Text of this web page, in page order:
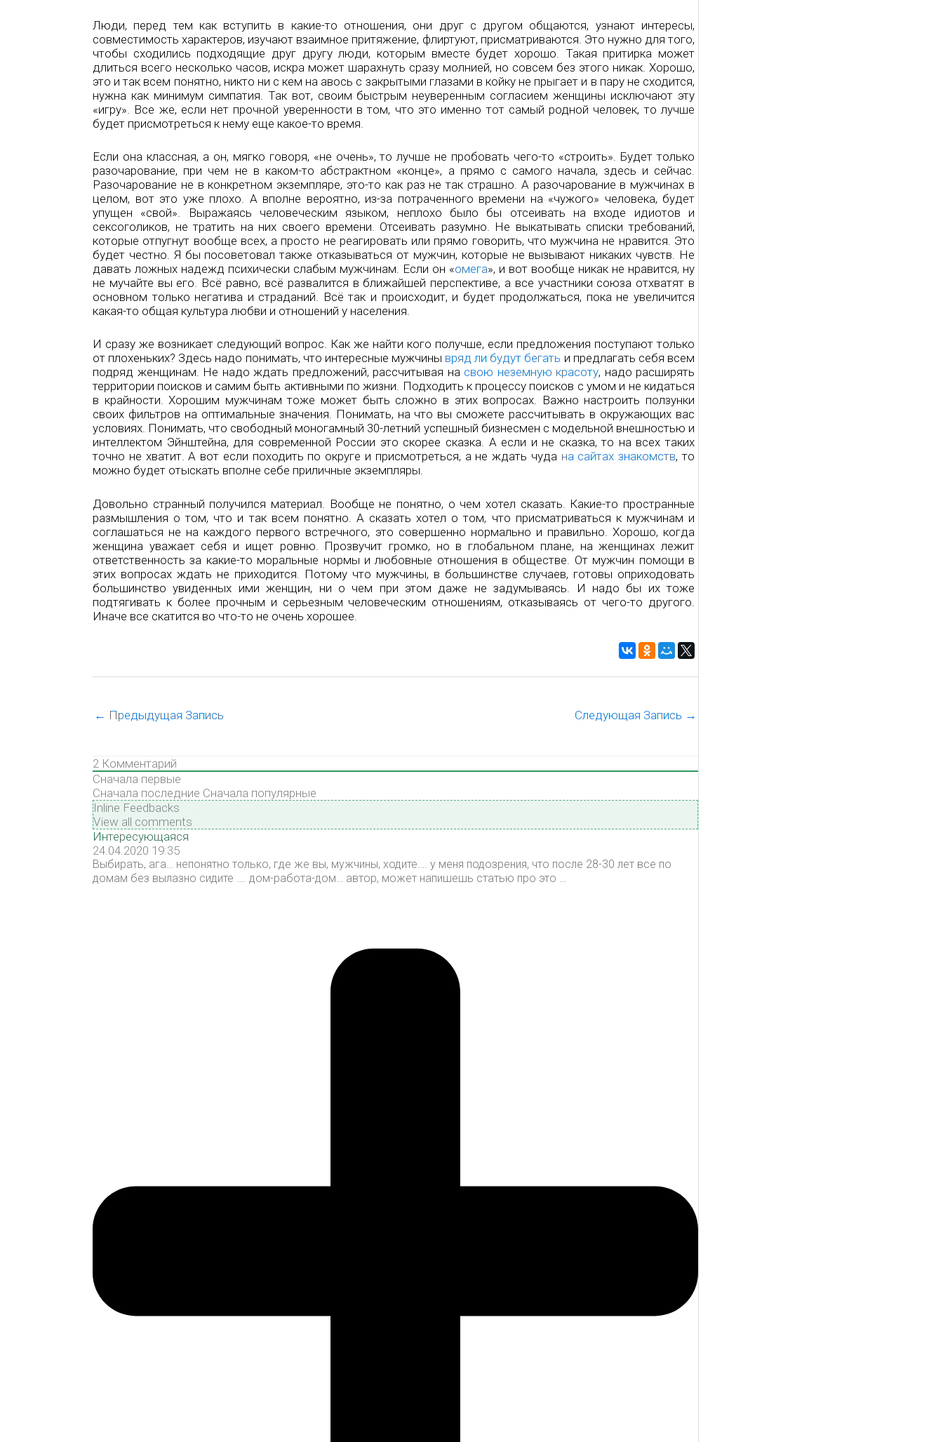
Люди, перед тем как вступить в какие-то отношения, они друг с другом общаются, узнают интересы,
совместимость характеров, изучают взаимное притяжение, флиртуют, присматриваются. Это нужно для того,
чтобы сходились подходящие друг другу люди, которым вместе будет хорошо. Такая притирка может
длиться всего несколько часов, искра может шарахнуть сразу молнией, но совсем без этого никак. Хорошо,
это и так всем понятно, никто ни с кем на авось с закрытыми глазами в койку не прыгает и в пару не сходится,
нужна как минимум симпатия. Так вот, своим быстрым неуверенным согласием женщины исключают эту
«игру». Все же, если нет прочной уверенности в том, что это именно тот самый родной человек, то лучше
будет присмотреться к нему еще какое-то время.
Если она классная, а он, мягко говоря, «не очень», то лучше не пробовать чего-то «строить». Будет только
разочарование, при чем не в каком-то абстрактном «конце», а прямо с самого начала, здесь и сейчас.
Разочарование не в конкретном экземпляре, это-то как раз не так страшно. А разочарование в мужчинах в
целом, вот это уже плохо. А вполне вероятно, из-за потраченного времени на «чужого» человека, будет
упущен «свой». Выражаясь человеческим языком, неплохо было бы отсеивать на входе идиотов и
сексоголиков, не тратить на них своего времени. Отсеивать разумно. Не выкатывать списки требований,
которые отпугнут вообще всех, а просто не реагировать или прямо говорить, что мужчина не нравится. Это
будет честно. Я бы посоветовал также отказываться от мужчин, которые не вызывают никаких чувств. Не
давать ложных надежд психически слабым мужчинам. Если он «омега», и вот вообще никак не нравится, ну
не мучайте вы его. Всё равно, всё развалится в ближайшей перспективе, а все участники союза отхватят в
основном только негатива и страданий. Всё так и происходит, и будет продолжаться, пока не увеличится
какая-то общая культура любви и отношений у населения.
И сразу же возникает следующий вопрос. Как же найти кого получше, если предложения поступают только
от плохеньких? Здесь надо понимать, что интересные мужчины вряд ли будут бегать и предлагать себя всем
подряд женщинам. Не надо ждать предложений, рассчитывая на свою неземную красоту, надо расширять
территории поисков и самим быть активными по жизни. Подходить к процессу поисков с умом и не кидаться
в крайности. Хорошим мужчинам тоже может быть сложно в этих вопросах. Важно настроить ползунки
своих фильтров на оптимальные значения. Понимать, на что вы сможете рассчитывать в окружающих вас
условиях. Понимать, что свободный моногамный 30-летний успешный бизнесмен с модельной внешностью и
интеллектом Эйнштейна, для современной России это скорее сказка. А если и не сказка, то на всех таких
точно не хватит. А вот если походить по округе и присмотреться, а не ждать чуда на сайтах знакомств, то
можно будет отыскать вполне себе приличные экземпляры.
Довольно странный получился материал. Вообще не понятно, о чем хотел сказать. Какие-то пространные
размышления о том, что и так всем понятно. А сказать хотел о том, что присматриваться к мужчинам и
соглашаться не на каждого первого встречного, это совершенно нормально и правильно. Хорошо, когда
женщина уважает себя и ищет ровню. Прозвучит громко, но в глобальном плане, на женщинах лежит
ответственность за какие-то моральные нормы и любовные отношения в обществе. От мужчин помощи в
этих вопросах ждать не приходится. Потому что мужчины, в большинстве случаев, готовы оприходовать
большинство увиденных ими женщин, ни о чем при этом даже не задумываясь. И надо бы их тоже
подтягивать к более прочным и серьезным человеческим отношениям, отказываясь от чего-то другого.
Иначе все скатится во что-то не очень хорошее.
← Предыдущая Запись Следующая Запись →
2 Комментарий
Сначала первые
Сначала последние Сначала популярные
Inline Feedbacks
View all comments
Интересующаяся
24.04.2020 19:35
Выбирать, ага… непонятно только, где же вы, мужчины, ходите…. у меня подозрения, что после 28-30 лет все по
домам без вылазно сидите …. дом-работа-дом… автор, может напишешь статью про это …